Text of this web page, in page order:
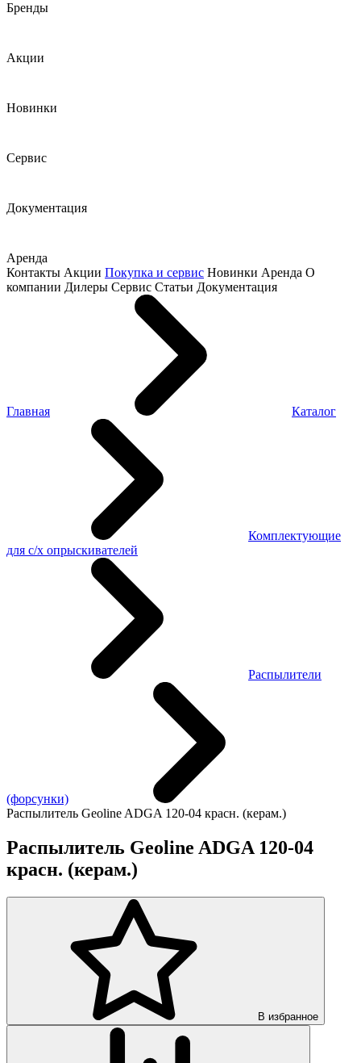
Бренды
Акции
Новинки
Сервис
Документация
Аренда
Контакты Акции Покупка и сервис Новинки Аренда О
компании Дилеры Сервис Статьи Документация
Главная Каталог
Комплектующие
для с/х опрыскивателей
Распылители
(форсунки)
Распылитель Geoline ADGA 120-04 красн. (керам.)
Распылитель Geoline ADGA 120-04
красн. (керам.)
В избранное